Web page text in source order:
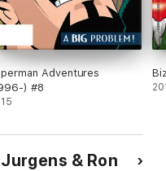
Adventures
) #8
& Ron